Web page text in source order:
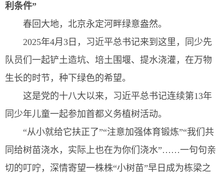
利条件”
春回大地，北京永定河畔绿意盎然。
2025年4月3日，习近平总书记来到这里，同少先
队员们一起铲土造坑、培土围堰、提水浇灌，在万物
生长的时节，种下绿色的希望。
这是党的十八大以来，习近平总书记连续第13年
同少年儿童一起参加首都义务植树活动。
“从小就给它扶正了”“注意加强体育锻炼”“我们共
同给树苗浇水，实际上也在为你们浇水”……一句句亲
切的叮咛，深情寄望一株株“小树苗”早日成为栋梁之